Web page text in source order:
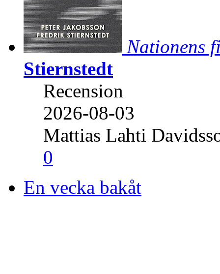
Nationens
Stiernstedt
Recension
2026-08-03
Mattias Lahti
0
En vecka bakåt